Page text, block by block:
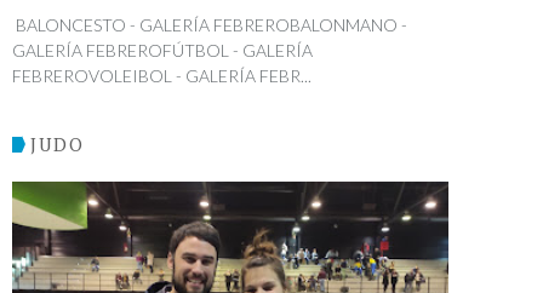
BALONCESTO - GALERÍA FEBREROBALONMANO -
GALERÍA FEBREROFÚTBOL - GALERÍA
FEBREROVOLEIBOL - GALERÍA FEBR...
JUDO